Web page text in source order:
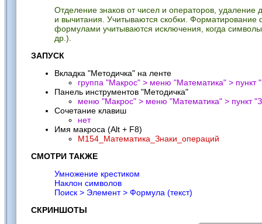
Отделение знаков от чисел и операторов,
и вычитания. Учитываются скобки.
формулами учитываются исключения, когда
др.).
ЗАПУСК
Вкладка "Методичка" на ленте
группа "Макрос" > меню "Математика" > пункт "
Панель инструментов "Методичка"
меню "Макрос" > меню "Математика" > пункт "
Сочетание клавиш
нет
Имя макроса (Alt + F8)
M154_Математика_Знаки_операций
СМОТРИ ТАКЖЕ
Умножение крестиком
Наклон символов
Поиск > Элемент > Формула (текст)
СКРИНШОТЫ